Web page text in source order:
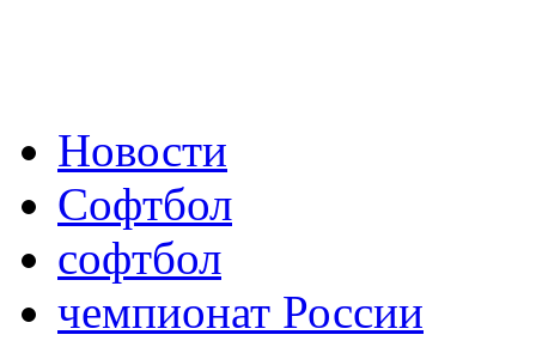
Новости
Софтбол
софтбол
чемпионат России